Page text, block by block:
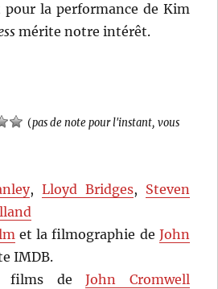
la performance de Kim
mérite notre intérêt.
(pas de note pour l'instant, vous
, Lloyd Bridges, Steven
et la filmographie de John
IMDB.
films deJohn Cromwell